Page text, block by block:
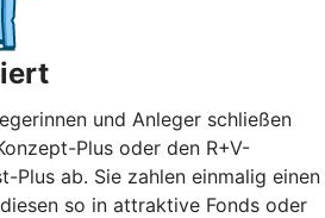
und Anleger schließen
Plus oder den R+V-
Plus ab. Sie zahlen einmalig einen
so in attraktive Fonds oder